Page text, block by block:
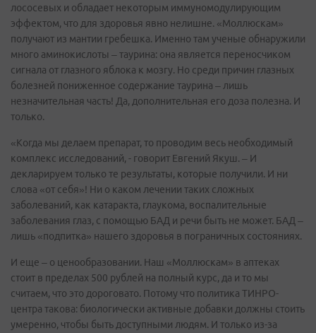
лососевых и обладает некоторым иммуномодулирующим
эффектом, что для здоровья явно нелишне. «Моллюскам»
получают из мантии гребешка. Именно там ученые обнаружили
много аминокислоты – таурина: она является переносчиком
сигнала от глазного яблока к мозгу. Но среди причин глазных
болезней пониженное содержание таурина – лишь
незначительная часть! Да, дополнительная его доза полезна. И
только.
«Когда мы делаем препарат, то проводим весь необходимый
комплекс исследований, - говорит Евгений Якуш. – И
декларируем только те результаты, которые получили. И ни
слова «от себя»! Ни о каком лечении таких сложных
заболеваний, как катаракта, глаукома, воспалительные
заболевания глаз, с помощью БАД и речи быть не может. БАД –
лишь «подпитка» нашего здоровья в пограничных состояниях.
И еще – о ценообразовании. Наш «Моллюскам» в аптеках
стоит в пределах 500 рублей на полный курс, да и то мы
считаем, что это дороговато. Потому что политика ТИНРО-
центра такова: биологически активные добавки должны стоить
умеренно, чтобы быть доступными людям. И только из-за